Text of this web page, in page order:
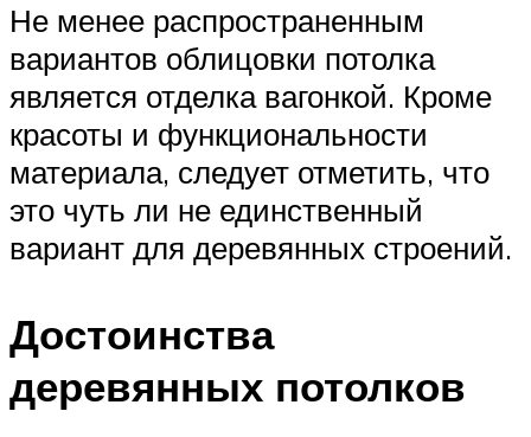
Не менее распространенным
вариантов облицовки потолка
является отделка вагонкой. Кроме
красоты и функциональности
материала, следует отметить, что
это чуть ли не единственный
вариант для деревянных строений.
Достоинства
деревянных потолков